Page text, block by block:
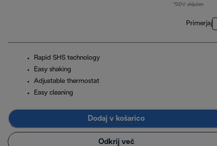
*DDV vključen
Primerjaj
Rapid SHS technology
Easy shaking
Adjustable thermostat
Easy cleaning
Dodaj v košarico
Odkrij več